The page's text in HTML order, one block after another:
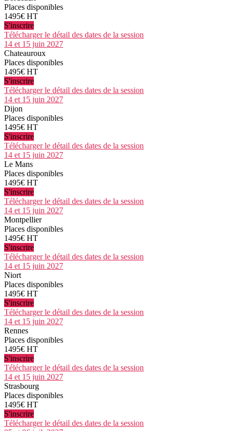
Places disponibles
1495€ HT
S'inscrire
Télécharger le détail des dates de la session
14 et 15 juin 2027
Chateauroux
Places disponibles
1495€ HT
S'inscrire
Télécharger le détail des dates de la session
14 et 15 juin 2027
Dijon
Places disponibles
1495€ HT
S'inscrire
Télécharger le détail des dates de la session
14 et 15 juin 2027
Le Mans
Places disponibles
1495€ HT
S'inscrire
Télécharger le détail des dates de la session
14 et 15 juin 2027
Montpellier
Places disponibles
1495€ HT
S'inscrire
Télécharger le détail des dates de la session
14 et 15 juin 2027
Niort
Places disponibles
1495€ HT
S'inscrire
Télécharger le détail des dates de la session
14 et 15 juin 2027
Rennes
Places disponibles
1495€ HT
S'inscrire
Télécharger le détail des dates de la session
14 et 15 juin 2027
Strasbourg
Places disponibles
1495€ HT
S'inscrire
Télécharger le détail des dates de la session